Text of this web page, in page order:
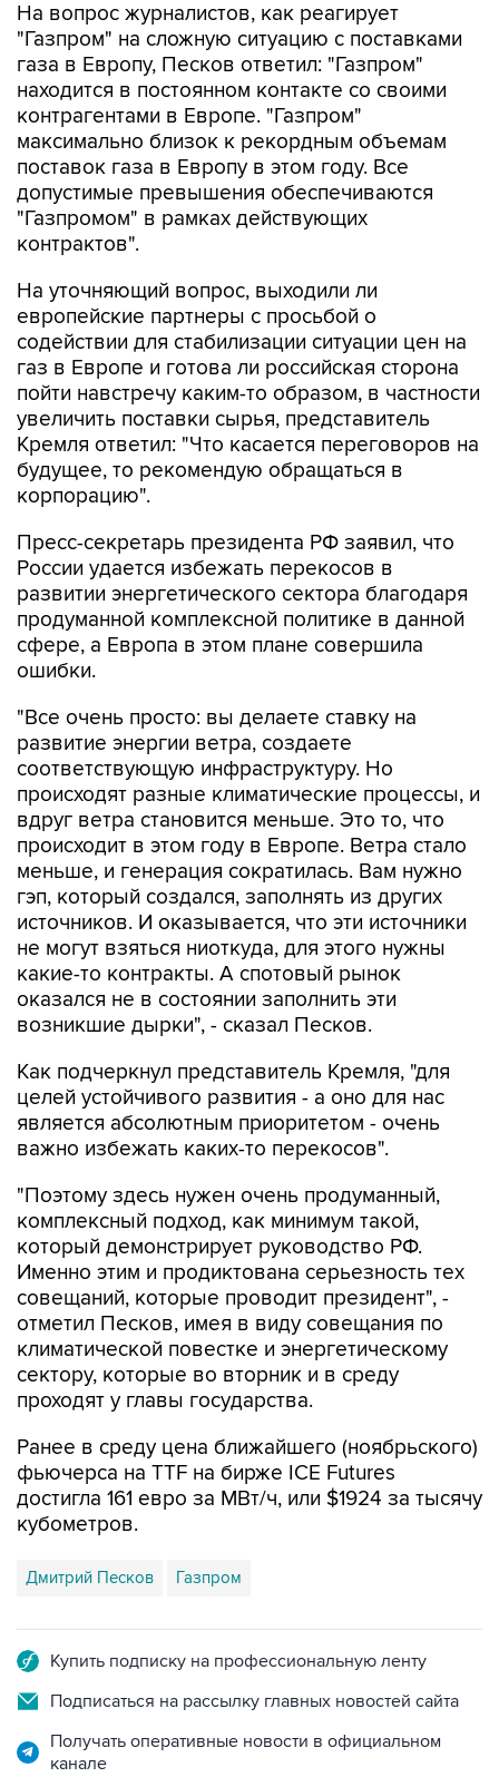
На вопрос журналистов, как реагирует
"Газпром" на сложную ситуацию с поставками
газа в Европу, Песков ответил: "Газпром"
находится в постоянном контакте со своими
контрагентами в Европе. "Газпром"
максимально близок к рекордным объемам
поставок газа в Европу в этом году. Все
допустимые превышения обеспечиваются
"Газпромом" в рамках действующих
контрактов".
На уточняющий вопрос, выходили ли
европейские партнеры с просьбой о
содействии для стабилизации ситуации цен на
газ в Европе и готова ли российская сторона
пойти навстречу каким-то образом, в частности
увеличить поставки сырья, представитель
Кремля ответил: "Что касается переговоров на
будущее, то рекомендую обращаться в
корпорацию".
Пресс-секретарь президента РФ заявил, что
России удается избежать перекосов в
развитии энергетического сектора благодаря
продуманной комплексной политике в данной
сфере, а Европа в этом плане совершила
ошибки.
"Все очень просто: вы делаете ставку на
развитие энергии ветра, создаете
соответствующую инфраструктуру. Но
происходят разные климатические процессы, и
вдруг ветра становится меньше. Это то, что
происходит в этом году в Европе. Ветра стало
меньше, и генерация сократилась. Вам нужно
гэп, который создался, заполнять из других
источников. И оказывается, что эти источники
не могут взяться ниоткуда, для этого нужны
какие-то контракты. А спотовый рынок
оказался не в состоянии заполнить эти
возникшие дырки", - сказал Песков.
Как подчеркнул представитель Кремля, "для
целей устойчивого развития - а оно для нас
является абсолютным приоритетом - очень
важно избежать каких-то перекосов".
"Поэтому здесь нужен очень продуманный,
комплексный подход, как минимум такой,
который демонстрирует руководство РФ.
Именно этим и продиктована серьезность тех
совещаний, которые проводит президент", -
отметил Песков, имея в виду совещания по
климатической повестке и энергетическому
сектору, которые во вторник и в среду
проходят у главы государства.
Ранее в среду цена ближайшего (ноябрьского)
фьючерса на TTF на бирже ICE Futures
достигла 161 евро за МВт/ч, или $1924 за тысячу
кубометров.
Дмитрий Песков Газпром
Купить подписку на профессиональную ленту
Подписаться на рассылку главных новостей сайта
Получать оперативные новости в официальном
канале